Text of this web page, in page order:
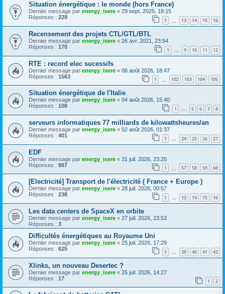
Situation énergétique : le monde (hors France)
Dernier message par energy_isere « 29 sept. 2025, 18:15
Réponses : 229 1 13 14 15 16
Recensement des projets CTL/GTL/BTL
Dernier message par energy_isere « 26 avr. 2021, 23:54
Réponses : 170 1 … 9 10 11 12
RTE : record elec sucessifs
Dernier message par energy_isere « 06 août 2026, 18:47
Réponses : 1563 1 102 103 104 105
Situation énergétique de l'Italie
Dernier message par energy_isere « 04 août 2026, 15:40
Réponses : 108 1 … 5 6 7 8
serveurs informatiques 77 milliards de kilowattsheures/an
Dernier message par energy_isere « 02 août 2026, 01:37
Réponses : 401 1 … 24 25 26 27
EDF
Dernier message par energy_isere « 31 juil. 2026, 23:20
Réponses : 887 1 57 58 59 60
[Electricité] Transport de l'électricité ( France + Europe )
Dernier message par energy_isere « 28 juil. 2026, 00:57
Réponses : 238 1 … 13 14 15 16
Les data centers de SpaceX en orbite
Dernier message par energy_isere « 27 juil. 2026, 23:53
Réponses : 3
Difficultés énergétiques au Royaume Uni
Dernier message par energy_isere « 25 juil. 2026, 17:29
Réponses : 625 1 … 39 40 41 42
Xlinks, un nouveau Desertec ?
Dernier message par energy_isere « 25 juil. 2026, 14:27
Réponses : 17 1 2